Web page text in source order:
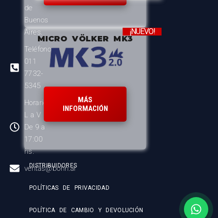
de
Buenos
Aires.
Teléfono:
011
7732-
5345
Horario:
L a V
De 9 a
17:00
hs.
ventas@bohn.ar
MICRO VÖLKER MK3
¡NUEVO!
MÁS
INFORMACIÓN
DISTRIBUIDORES
POLÍTICAS DE PRIVACIDAD
POLÍTICA DE CAMBIO Y DEVOLUCIÓN